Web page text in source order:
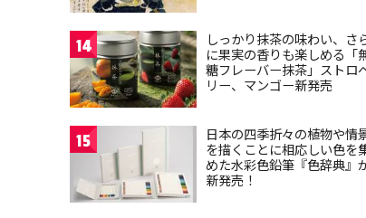
14
しっかり抹茶の味わい、さ
に果実の香りも楽しめる「
糖フレーバー抹茶」ストロ
リー、マンゴー新発売
15
日本の四季折々の植物や情
を描くことに相応しい色を
めた水彩色鉛筆『色辞典』
新発売！